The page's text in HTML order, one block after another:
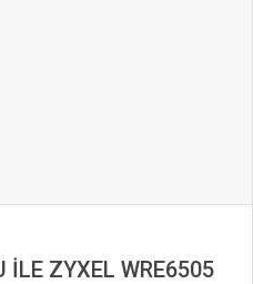
İLE ZYXEL WRE6505